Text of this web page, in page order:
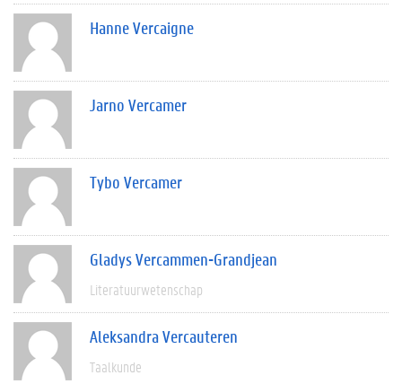
Hanne Vercaigne
Jarno Vercamer
Tybo Vercamer
Gladys Vercammen-Grandjean
Literatuurwetenschap
Aleksandra Vercauteren
Taalkunde